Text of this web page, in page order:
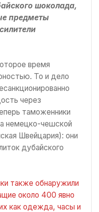
шоколада,
предметы
время
То и дело
через
таможенники
немецко-чешской
Швейцария): они
дубайского
также обнаружили
около 400 явно
как одежда, часы и